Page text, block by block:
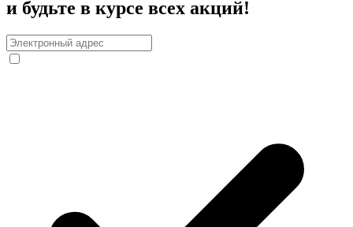
и будьте в курсе всех акций!